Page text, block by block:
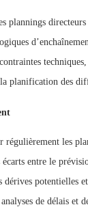
plannings
planification des
régulièrement les
entre le
potentielles
de délais et